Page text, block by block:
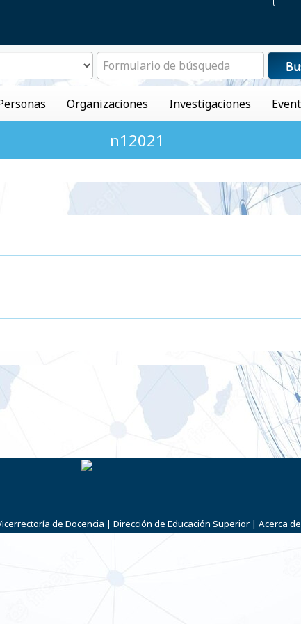
Organizaciones Investigaciones
n12021
de Docencia | Dirección de Educación Superior | Acerca de